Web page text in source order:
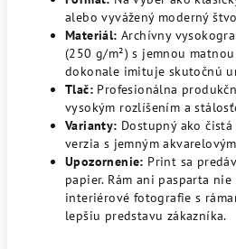
alebo vyvážený moderný
Materiál: Archívny
(250 g/m²) s jemnou
dokonale imituje skutočnú
Tlač: Profesionálna
vysokým rozlíšením a
Varianty: Dostupný ako
verzia s jemným
Upozornenie: Print sa
papier. Rám ani pasparta
interiérové fotografie s
lepšiu predstavu zákazníka.